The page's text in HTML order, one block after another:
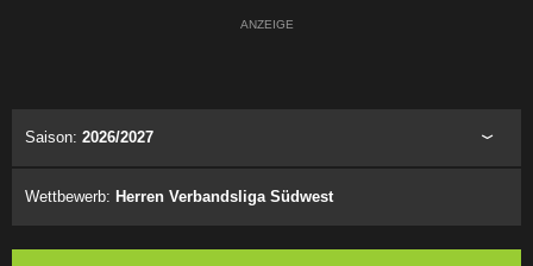
ANZEIGE
Saison: 2026/2027
Wettbewerb: Herren Verbandsliga Südwest